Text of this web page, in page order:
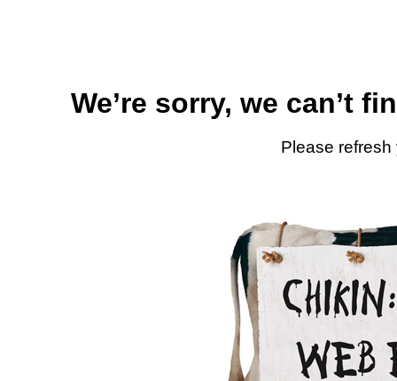
We’re sorry, we can’t
Please refresh